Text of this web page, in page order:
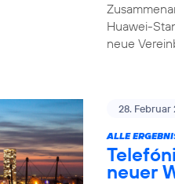
Huawei-
neue
28. Februar
ALLE
neuer